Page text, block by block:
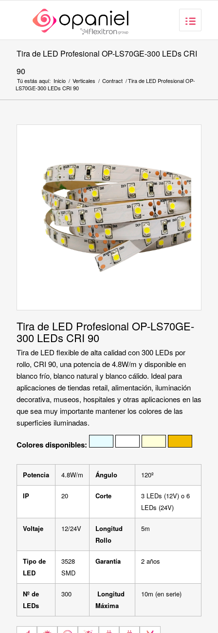
Tira de LED Profesional OP-LS70GE-300 LEDs CRI
90
Tú estás aquí: Inicio / Verticales / Contract /Tira de LED Profesional OP-
LS70GE-300 LEDs CRI 90
Tira de LED Profesional OP-LS70GE-
300 LEDs CRI 90
Tira de LED flexible de alta calidad con 300 LEDs por
rollo, CRI 90, una potencia de 4.8W/m y disponible en
blanco frío, blanco natural y blanco cálido. Ideal para
aplicaciones de tiendas retail, alimentación, iluminación
decorativa, museos, hospitales y otras aplicaciones en las
que sea muy importante mantener los colores de las
superficies iluminadas.
Colores disponibles:
Potencia 4.8W/m Ángulo 120º
IP 20 Corte
3 LEDs (12V) o 6
LEDs (24V)
Voltaje 12/24V
Longitud
Rollo
5m
Tipo de
LED
3528
SMD
Garantía 2 años
Nº de
LEDs
300
Longitud
Máxima
10m (en serie)